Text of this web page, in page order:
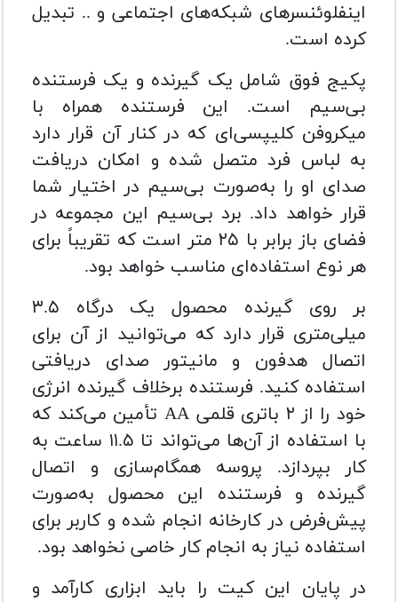
اینفلوئنسرهای شبکه‌های اجتماعی و .. تبدیل
کرده است.
پکیج فوق شامل یک گیرنده و یک فرستنده
بی‌سیم است. این فرستنده همراه با
میکروفن کلیپسی‌ای که در کنار آن قرار دارد
به لباس فرد متصل شده و امکان دریافت
صدای او را به‌صورت بی‌سیم در اختیار شما
قرار خواهد داد. برد بی‌سیم این مجموعه در
فضای باز برابر با ۲۵ متر است که تقریباً برای
هر نوع استفاده‌ای مناسب خواهد بود.
بر روی گیرنده محصول یک درگاه ۳.۵
میلی‌متری قرار دارد که می‌توانید از آن برای
اتصال هدفون و مانیتور صدای دریافتی
استفاده کنید. فرستنده برخلاف گیرنده انرژی
خود را از ۲ باتری قلمی AA تأمین می‌کند که
با استفاده از آن‌ها می‌تواند تا ۱۱.۵ ساعت به
کار بپردازد. پروسه همگام‌سازی و اتصال
گیرنده و فرستنده این محصول به‌صورت
پیش‌فرض در کارخانه انجام شده و کاربر برای
استفاده نیاز به انجام کار خاصی نخواهد بود.
در پایان این کیت را باید ابزاری کارآمد و